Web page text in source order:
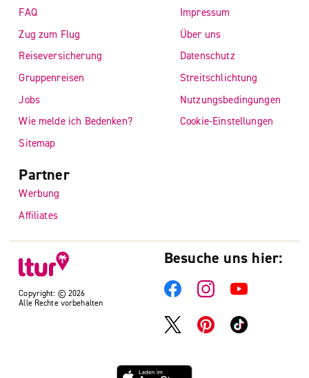
Copyright: © 2026
Alle Rechte vorbehalten
FAQ
Zug zum Flug
Reiseversicherung
Gruppenreisen
Jobs
Wie melde ich Bedenken?
Sitemap
Impressum
Über uns
Datenschutz
Streitschlichtung
Nutzungsbedingungen
Cookie-Einstellungen
Partner
Werbung
Affiliates
Besuche uns hier: